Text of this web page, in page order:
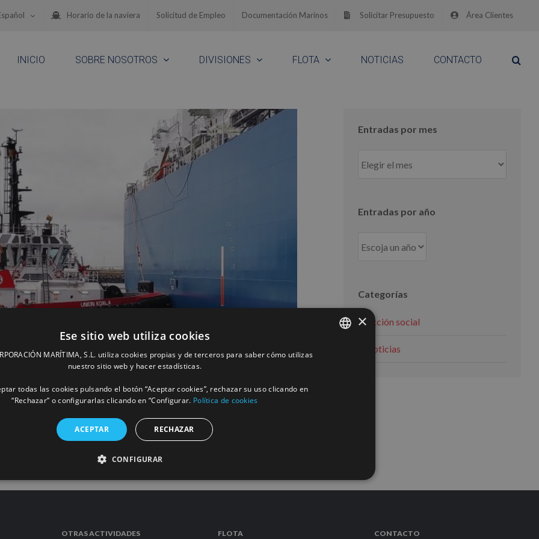
Horario de la naviera Solicitud de Empleo Documentación Marinos Solicitar Presupuesto Área Clientes
INICIO SOBRE NOSOTROS DIVISIONES FLOTA NOTICIAS CONTACTO
remolcador actualizado a las normas Tier
MÁS INFORMACIÓN
Entradas por mes
por
Entradas por año
Categorías
Acción social
Noticias
OTRAS ACTIVIDADES FLOTA CONTACTO
×
Ese sitio web utiliza cookies
MARÍTIMA, S.L. utiliza cookies propias y de terceros para saber cómo utilizas
nuestro sitio web y hacer estadísticas.
todas las cookies pulsando el botón “Aceptar cookies”, rechazar su uso clicando en
“Rechazar” o configurarlas clicando en “Configurar. Política de cookies
ACEPTAR RECHAZAR
CONFIGURAR